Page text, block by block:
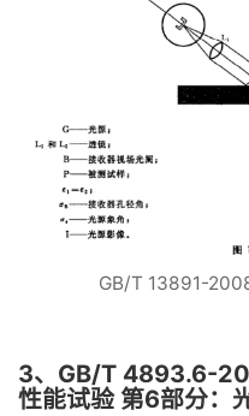
GB/T 13891-
3、GB/T 4893.6-
性能试验 第6部分：